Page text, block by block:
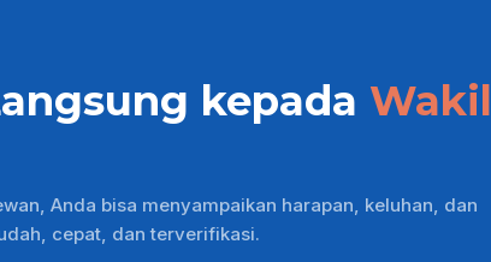
kepada Wakil
Anda bisa menyampaikan harapan, keluhan, dan
cepat, dan terverifikasi.